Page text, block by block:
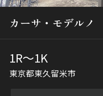
地図から探す
人気のカテゴリから探す
カーサ・モデルノ
1R〜1K
東京都東久留米市